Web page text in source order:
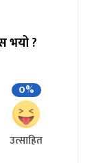
भयो ?
0%
उत्साहित